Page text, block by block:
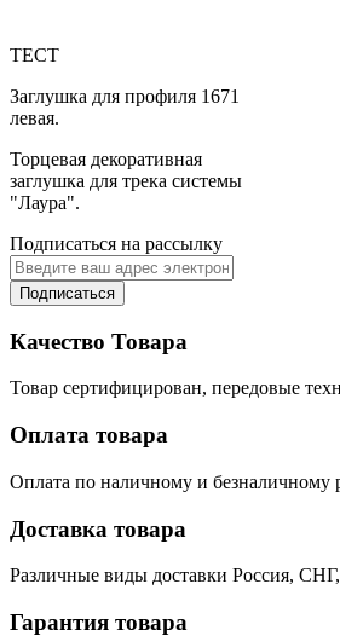
ТЕСТ
Заглушка для профиля 1671
левая.
Торцевая декоративная
заглушка для трека системы
"Лаура".
Подписаться на рассылку
Подписаться
Качество Товара
Товар сертифицирован, передовые
Оплата товара
Оплата по наличному и безналичному
Доставка товара
Различные виды доставки Россия,
Гарантия товара